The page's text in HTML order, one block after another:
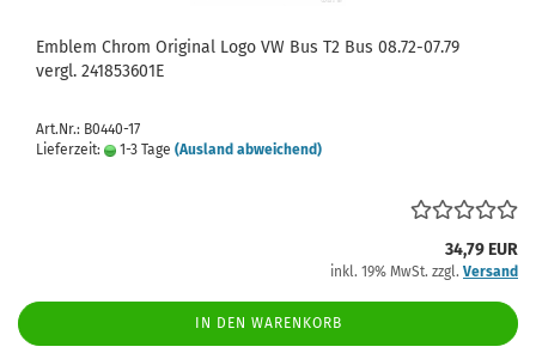
Emblem Chrom Original Logo VW Bus T2 Bus 08.72-07.79
vergl. 241853601E
Art.Nr.: B0440-17
Lieferzeit:
1-3 Tage (Ausland abweichend)
34,79 EUR
inkl. 19% MwSt. zzgl. Versand
IN DEN WARENKORB